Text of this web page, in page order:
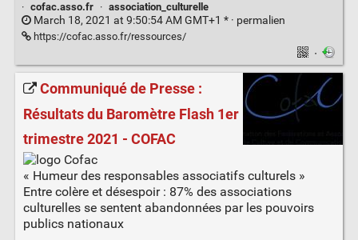
· cofac.asso.fr · association_culturelle
March 18, 2021 at 9:50:54 AM GMT+1 * · permalien
https://cofac.asso.fr/ressources/
·
Communiqué de Presse :
Résultats du Baromètre Flash 1er
trimestre 2021 - COFAC
« Humeur des responsables associatifs culturels »
Entre colère et désespoir : 87% des associations
culturelles se sentent abandonnées par les pouvoirs
publics nationaux